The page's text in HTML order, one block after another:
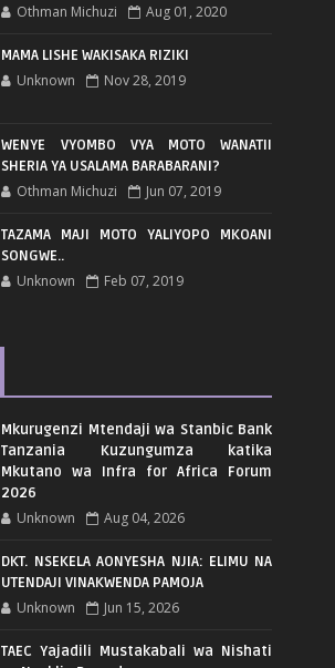
Othman Michuzi Aug 01, 2020
MAMA LISHE WAKISAKA RIZIKI
Unknown Nov 28, 2019
WENYE VYOMBO VYA MOTO WANATII
SHERIA YA USALAMA BARABARANI?
Othman Michuzi Jun 07, 2019
TAZAMA MAJI MOTO YALIYOPO MKOANI
SONGWE..
Unknown Feb 07, 2019
Mkurugenzi Mtendaji wa Stanbic Bank
Tanzania Kuzungumza katika
Mkutano wa Infra for Africa Forum
2026
Unknown Aug 04, 2026
DKT. NSEKELA AONYESHA NJIA: ELIMU NA
UTENDAJI VINAKWENDA PAMOJA
Unknown Jun 15, 2026
TAEC Yajadili Mustakabali wa Nishati